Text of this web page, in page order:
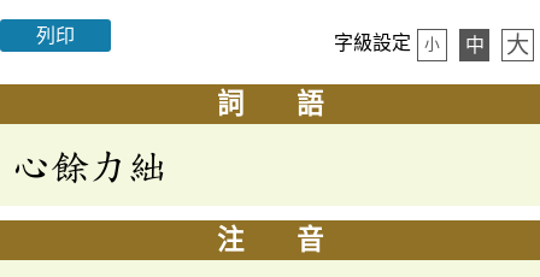
列印 字級設定 小 中 大
詞 語
心餘力絀
注 音